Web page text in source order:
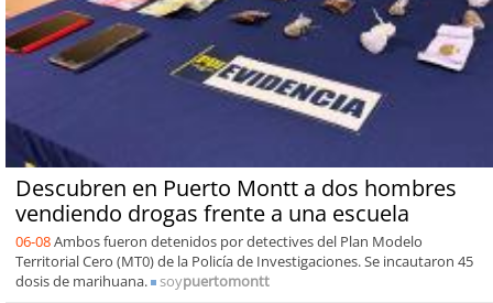
Descubren en Puerto Montt a dos hombres
vendiendo drogas frente a una escuela
06-08Ambos fueron detenidos por detectives del Plan Modelo
Territorial Cero (MT0) de la Policía de Investigaciones. Se incautaron 45
dosis de marihuana.
soypuertomontt